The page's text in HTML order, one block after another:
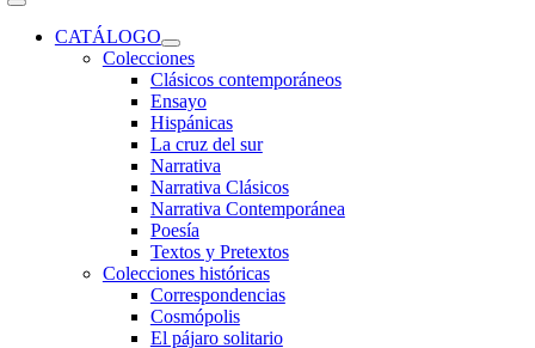
Toggle
NavigationCATÁLOGO
Colecciones
Clásicos contemporáneos
Ensayo
Hispánicas
La cruz del sur
Narrativa
Narrativa Clásicos
Narrativa Contemporánea
Poesía
Textos y Pretextos
Colecciones históricas
Correspondencias
Cosmópolis
El pájaro solitario